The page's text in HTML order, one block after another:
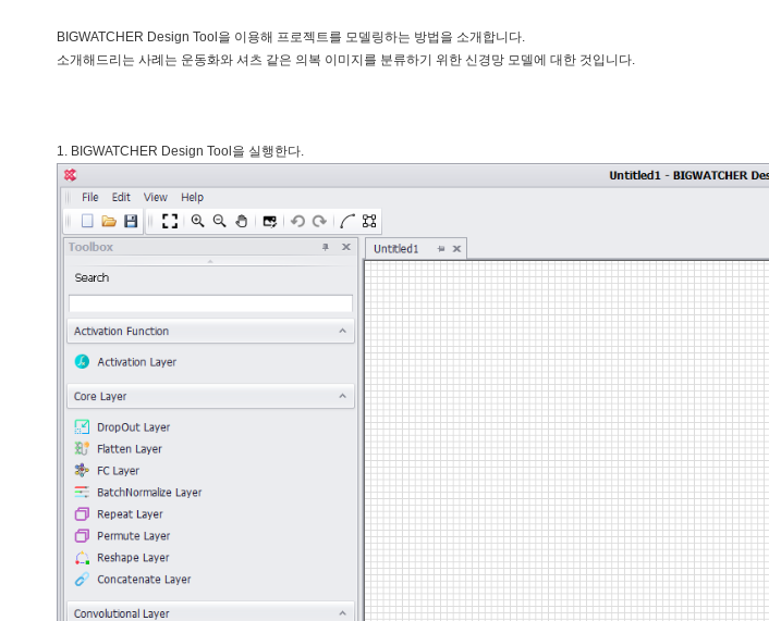
BIGWATCHER Design Tool을 이용해 프로젝트를 모델링하는 방법을 소개합니다.
소개해드리는 사례는 운동화와 셔츠 같은 의복 이미지를 분류하기 위한 신경망 모델에 대한 것입니다.
1. BIGWATCHER Design Tool을 실행한다.